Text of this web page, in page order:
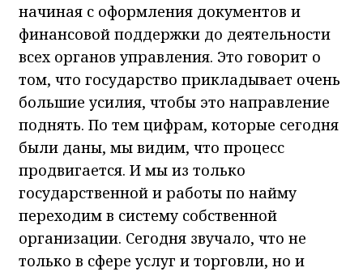
начиная с оформления документов и
финансовой поддержки до деятельности
всех органов управления. Это говорит о
том, что государство прикладывает очень
большие усилия, чтобы это направление
поднять. По тем цифрам, которые сегодня
были даны, мы видим, что процесс
продвигается. И мы из только
государственной и работы по найму
переходим в систему собственной
организации. Сегодня звучало, что не
только в сфере услуг и торговли, но и